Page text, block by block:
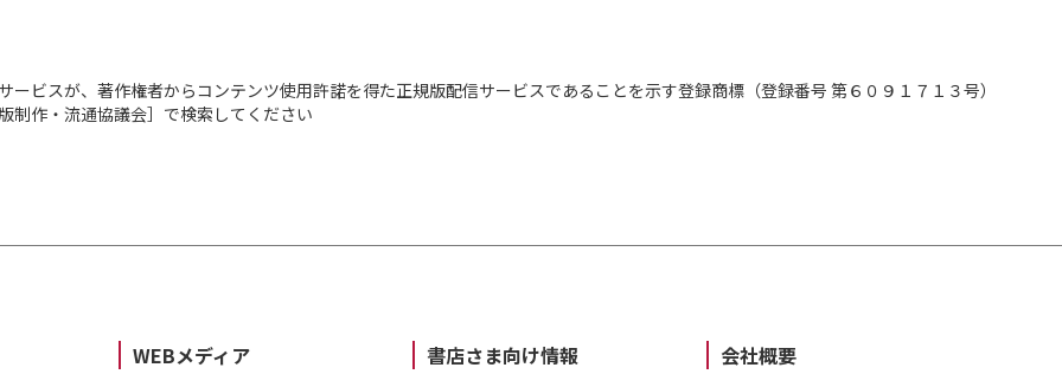
ビスが、著作権者からコンテンツ使用許諾を得た正規版配信サービスであることを示す登録商標（登録番号 第６０９１７１３号）
制作・流通協議会］で検索してください
WEBメディア
書店さま向け情報
会社概要